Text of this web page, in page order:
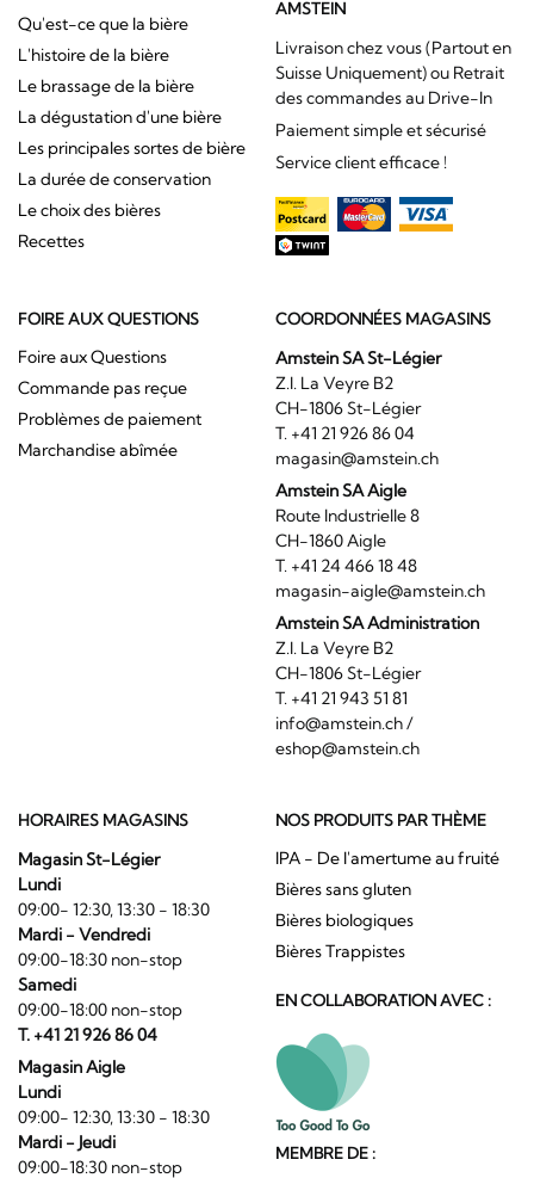
Qu'est-ce que la bière
L'histoire de la bière
Le brassage de la bière
La dégustation d'une bière
Les principales sortes de bière
La durée de conservation
Le choix des bières
Recettes
AMSTEIN
Livraison chez vous (Partout en
Suisse Uniquement) ou Retrait
des commandes au Drive-In
Paiement simple et sécurisé
Service client efficace !
FOIRE AUX QUESTIONS
Foire aux Questions
Commande pas reçue
Problèmes de paiement
Marchandise abîmée
COORDONNÉES MAGASINS
Amstein SA St-Légier
Z.I. La Veyre B2
CH-1806 St-Légier
T. +41 21 926 86 04
magasin@amstein.ch
Amstein SA Aigle
Route Industrielle 8
CH-1860 Aigle
T. +41 24 466 18 48
magasin-aigle@amstein.ch
Amstein SA Administration
Z.I. La Veyre B2
CH-1806 St-Légier
T. +41 21 943 51 81
info@amstein.ch/
eshop@amstein.ch
HORAIRES MAGASINS
Magasin St-Légier
Lundi
09:00- 12:30, 13:30 - 18:30
Mardi - Vendredi
09:00-18:30 non-stop
Samedi
09:00-18:00 non-stop
T. +41 21 926 86 04
Magasin Aigle
Lundi
09:00- 12:30, 13:30 - 18:30
Mardi - Jeudi
09:00-18:30 non-stop
NOS PRODUITS PAR THÈME
IPA - De l'amertume au fruité
Bières sans gluten
Bières biologiques
Bières Trappistes
EN COLLABORATION AVEC :
MEMBRE DE :